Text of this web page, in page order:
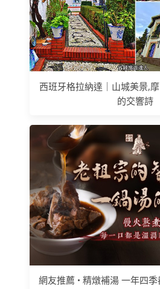
西班牙格拉納達｜山城美景,
的交響詩
網友推薦 • 精燉補湯 一年四